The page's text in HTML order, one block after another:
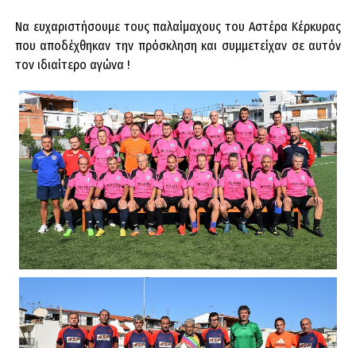
Να ευχαριστήσουμε τους παλαίμαχους του Αστέρα Κέρκυρας
που αποδέχθηκαν την πρόσκληση και συμμετείχαν σε αυτόν
τον ιδιαίτερο αγώνα !